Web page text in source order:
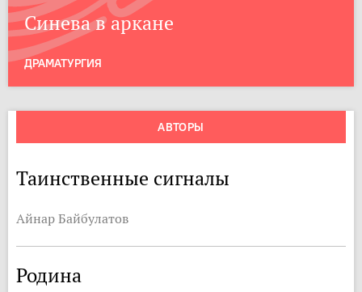
Синева в аркане
ДРАМАТУРГИЯ
АВТОРЫ
Таинственные сигналы
Айнар Байбулатов
Родина